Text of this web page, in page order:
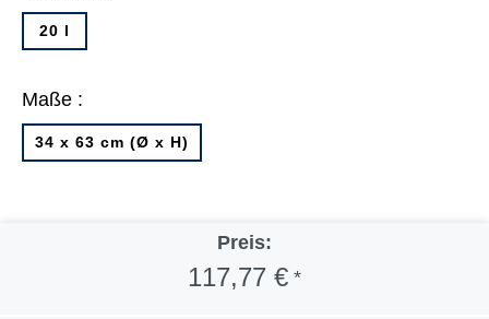
20 l
Maße :
34 x 63 cm (Ø x H)
Preis:
117,77 € *